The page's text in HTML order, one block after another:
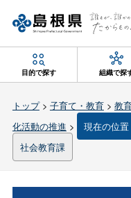
目的で探す 組織で探
トップ> 子育て・教育> 教
化活動の推進 > 現在の位置
社会教育課